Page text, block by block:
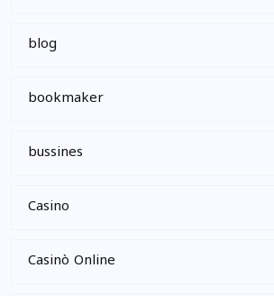
blog
bookmaker
bussines
Casino
Casinò Online